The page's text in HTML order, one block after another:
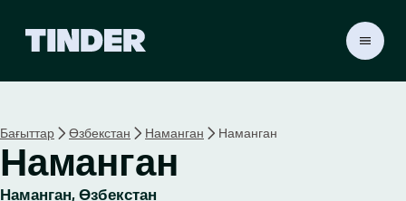
r
H
o
m
Бағыттар Өзбекстан Наманган Наманган
Наманган
Наманган, Өзбекстан